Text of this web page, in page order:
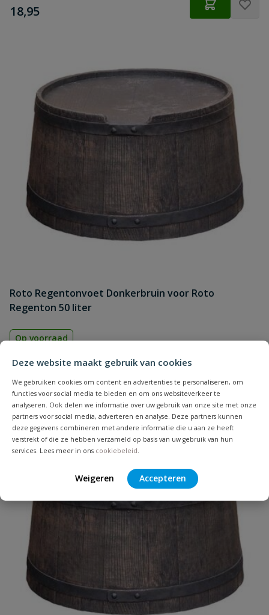
Deze website maakt gebruik van cookies
We gebruiken cookies om content en advertenties te personaliseren, om
functies voor social media te bieden en om ons websiteverkeer te
analyseren. Ook delen we informatie over uw gebruik van onze site met onze
partners voor social media, adverteren en analyse. Deze partners kunnen
deze gegevens combineren met andere informatie die u aan ze heeft
verstrekt of die ze hebben verzameld op basis van uw gebruik van hun
services. Lees meer in ons cookiebeleid
Weigeren Accepteren
€
18,95
Roto Regentonvoet Donkerbruin voor Roto
Regenton 50 liter
Op voorraad
€67,97